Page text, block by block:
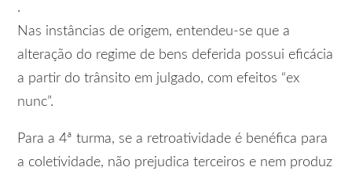
.
Nas instâncias de origem, entendeu-se que a
alteração do regime de bens deferida possui eficácia
a partir do trânsito em julgado, com efeitos “ex
nunc”.
Para a 4ª turma, se a retroatividade é benéfica para
a coletividade, não prejudica terceiros e nem produz